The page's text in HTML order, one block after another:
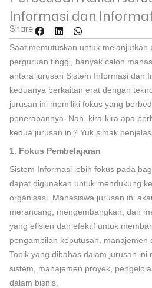
Informasi dan
Share
Saat memutuskan untuk melanjutkan
perguruan tinggi, banyak calon
antara jurusan Sistem Informasi dan
keduanya berkaitan erat dengan
jurusan ini memiliki fokus yang
penerapannya. Nah, kira-kira apa
kedua jurusan ini? Yuk simak
1. Fokus Pembelajaran
Sistem Informasi lebih fokus pada
dapat digunakan untuk mendukung
organisasi. Mahasiswa jurusan ini
merancang, mengembangkan, dan
yang efisien dan efektif untuk
pengambilan keputusan, manajemen
Topik yang dibahas dalam jurusan ini
sistem, manajemen proyek,
dalam bisnis.